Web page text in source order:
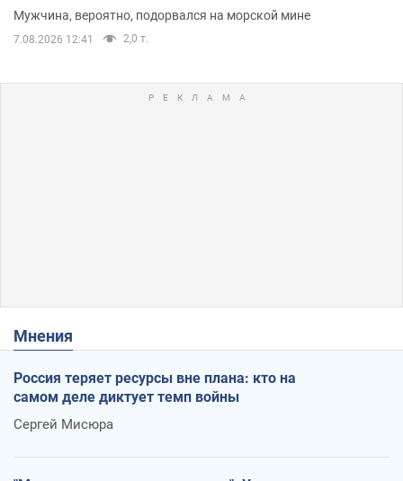
Мужчина, вероятно, подорвался на морской мине
7.08.2026 12:41 2,0 т.
Мнения
Россия теряет ресурсы вне плана: кто на
самом деле диктует темп войны
Сергей Мисюра